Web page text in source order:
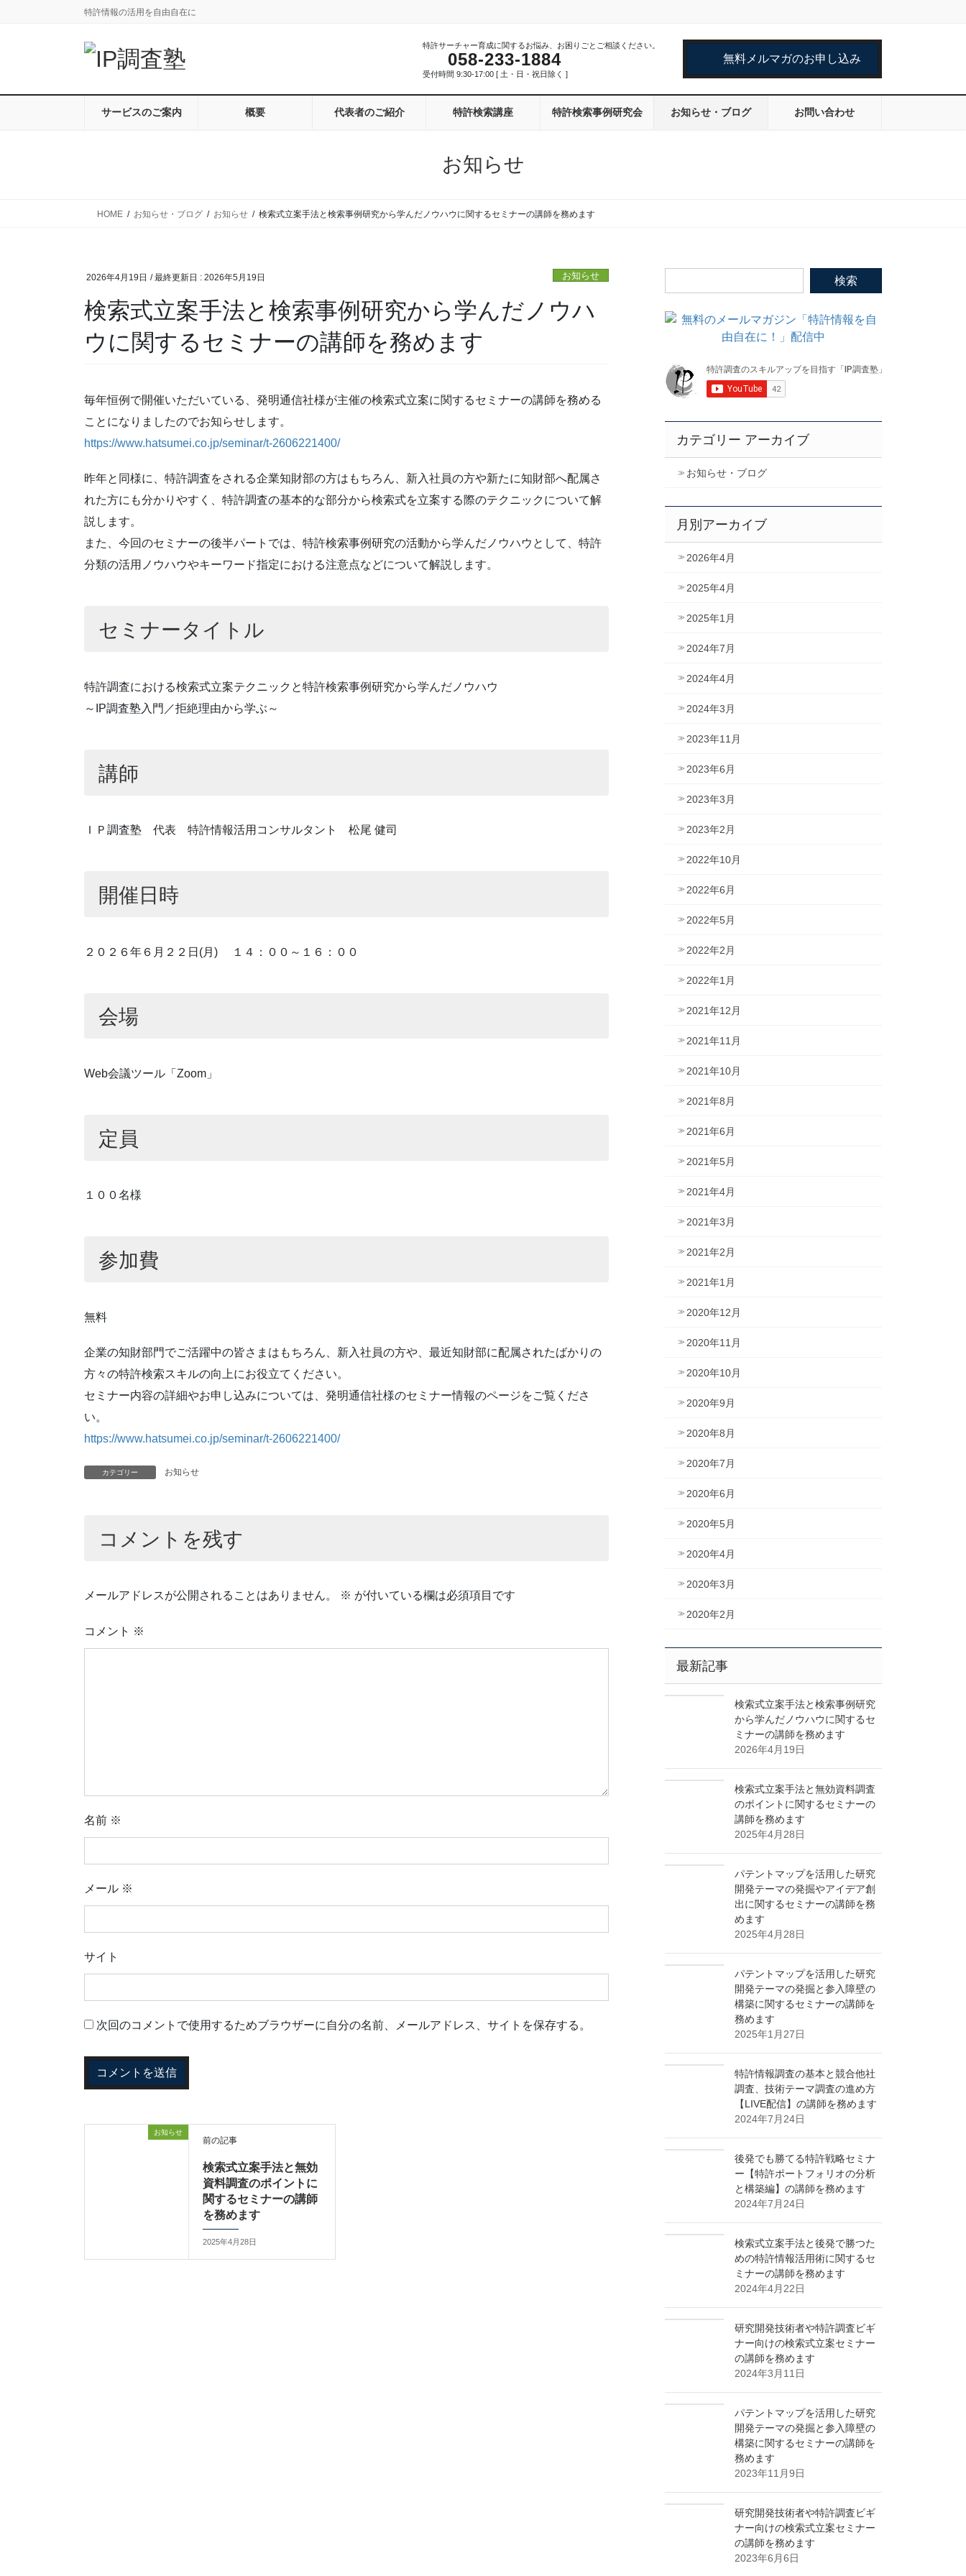
に
ョ
特許情報の活用を自由自在に
特許サーチャー育成に関するお悩み、お困りごとご相談ください。
058-233-1884
受付時間 9:30-17:00 [ 土・日・祝日除く ]
無料メルマガのお申し込み
サービスのご案内 概要 代表者のご紹介 特許検索講座 特許検索事例研究会 お知らせ・ブログ お問い合わせ
お知らせ
HOME お知らせ・ブログ お知らせ 検索式立案手法と検索事例研究から学んだノウハウに関するセミナーの講師を務めます
2026年4月19日 / 最終更新日 : 2026年5月19日 お知らせ
検索式立案手法と検索事例研究から学んだノウハ
ウに関するセミナーの講師を務めます
毎年恒例で開催いただいている、発明通信社様が主催の検索式立案に関するセミナーの講師を務める
ことになりましたのでお知らせします。
https://www.hatsumei.co.jp/seminar/t-2606221400/
昨年と同様に、特許調査をされる企業知財部の方はもちろん、新入社員の方や新たに知財部へ配属さ
れた方にも分かりやすく、特許調査の基本的な部分から検索式を立案する際のテクニックについて解
説します。
また、今回のセミナーの後半パートでは、特許検索事例研究の活動から学んだノウハウとして、特許
分類の活用ノウハウやキーワード指定における注意点などについて解説します。
セミナータイトル
特許調査における検索式立案テクニックと特許検索事例研究から学んだノウハウ
～IP調査塾入門／拒絶理由から学ぶ～
講師
ＩＰ調査塾 代表 特許情報活用コンサルタント 松尾 健司
開催日時
２０２６年６月２２日(月) １４：００～１６：００
会場
Web会議ツール「Zoom」
定員
１００名様
参加費
無料
企業の知財部門でご活躍中の皆さまはもちろん、新入社員の方や、最近知財部に配属されたばかりの
方々の特許検索スキルの向上にお役立てください。
セミナー内容の詳細やお申し込みについては、発明通信社様のセミナー情報のページをご覧くださ
い。
https://www.hatsumei.co.jp/seminar/t-2606221400/
カテゴリー お知らせ
コメントを残す
メールアドレスが公開されることはありません。 ※ が付いている欄は必須項目です
コメント ※
名前 ※
メール ※
サイト
次回のコメントで使用するためブラウザーに自分の名前、メールアドレス、サイトを保存する。
お知らせ
前の記事
検索式立案手法と無効
資料調査のポイントに
関するセミナーの講師
を務めます
2025年4月28日
カテゴリー アーカイブ
お知らせ・ブログ
月別アーカイブ
2026年4月
2025年4月
2025年1月
2024年7月
2024年4月
2024年3月
2023年11月
2023年6月
2023年3月
2023年2月
2022年10月
2022年6月
2022年5月
2022年2月
2022年1月
2021年12月
2021年11月
2021年10月
2021年8月
2021年6月
2021年5月
2021年4月
2021年3月
2021年2月
2021年1月
2020年12月
2020年11月
2020年10月
2020年9月
2020年8月
2020年7月
2020年6月
2020年5月
2020年4月
2020年3月
2020年2月
最新記事
検索式立案手法と検索事例研究
から学んだノウハウに関するセ
ミナーの講師を務めます
2026年4月19日
検索式立案手法と無効資料調査
のポイントに関するセミナーの
講師を務めます
2025年4月28日
パテントマップを活用した研究
開発テーマの発掘やアイデア創
出に関するセミナーの講師を務
めます
2025年4月28日
パテントマップを活用した研究
開発テーマの発掘と参入障壁の
構築に関するセミナーの講師を
務めます
2025年1月27日
特許情報調査の基本と競合他社
調査、技術テーマ調査の進め方
【LIVE配信】の講師を務めます
2024年7月24日
後発でも勝てる特許戦略セミナ
ー【特許ポートフォリオの分析
と構築編】の講師を務めます
2024年7月24日
検索式立案手法と後発で勝つた
めの特許情報活用術に関するセ
ミナーの講師を務めます
2024年4月22日
研究開発技術者や特許調査ビギ
ナー向けの検索式立案セミナー
の講師を務めます
2024年3月11日
パテントマップを活用した研究
開発テーマの発掘と参入障壁の
構築に関するセミナーの講師を
務めます
2023年11月9日
研究開発技術者や特許調査ビギ
ナー向けの検索式立案セミナー
の講師を務めます
2023年6月6日